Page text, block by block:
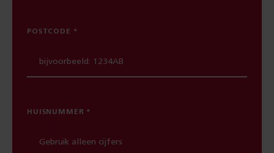
POSTCODE
HUISNUMMER